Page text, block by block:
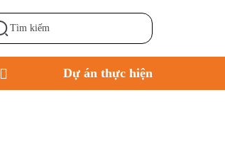
Dự án thực hiện